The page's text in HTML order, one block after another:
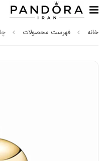
خانه فهرست محصولات